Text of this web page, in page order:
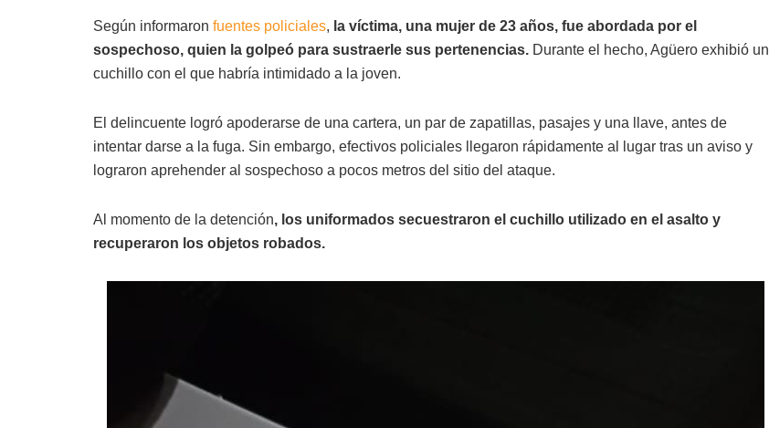
Según informaron fuentes policiales, la víctima, una mujer de 23 años, fue abordada por el
sospechoso, quien la golpeó para sustraerle sus pertenencias. Durante el hecho, Agüero exhibió un
cuchillo con el que habría intimidado a la joven.
El delincuente logró apoderarse de una cartera, un par de zapatillas, pasajes y una llave, antes de
intentar darse a la fuga. Sin embargo, efectivos policiales llegaron rápidamente al lugar tras un aviso y
lograron aprehender al sospechoso a pocos metros del sitio del ataque.
Al momento de la detención, los uniformados secuestraron el cuchillo utilizado en el asalto y
recuperaron los objetos robados.